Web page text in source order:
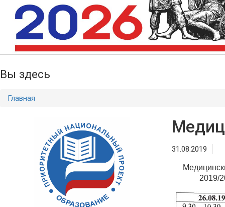
Вы здесь
Главная
31.08.2019
2019/